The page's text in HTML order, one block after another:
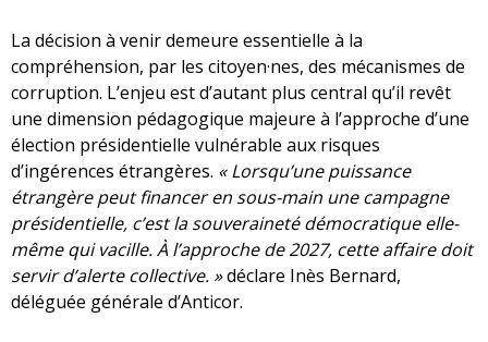
La décision à venir demeure essentielle à la
compréhension, par les citoyen·nes, des mécanismes de
corruption. L’enjeu est d’autant plus central qu’il revêt
une dimension pédagogique majeure à l’approche d’une
élection présidentielle vulnérable aux risques
d’ingérences étrangères. « Lorsqu’une puissance
étrangère peut financer en sous-main une campagne
présidentielle, c’est la souveraineté démocratique elle-
même qui vacille. À l’approche de 2027, cette affaire doit
servir d’alerte collective. »déclare Inès Bernard,
déléguée générale d’Anticor.